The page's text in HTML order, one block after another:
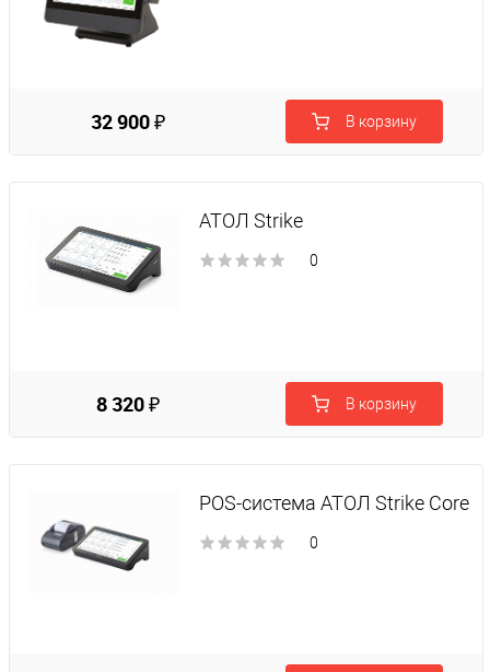
32 900 ₽ В корзину
АТОЛ Strike
0
8 320 ₽ В корзину
POS-система АТОЛ Strike Core
0